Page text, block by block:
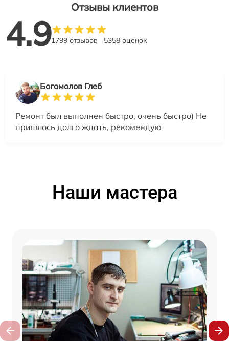
Отзывы клиентов
4.91799 отзывов 5358 оценок
Богомолов Глеб
Ремонт был выполнен быстро, очень быстро) Не
пришлось долго ждать, рекомендую
Наши мастера